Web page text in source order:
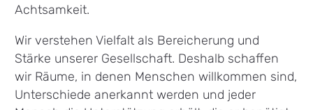
Achtsamkeit.
Wir verstehen Vielfalt als Bereicherung und
Stärke unserer Gesellschaft. Deshalb schaffen
wir Räume, in denen Menschen willkommen sind,
Unterschiede anerkannt werden und jeder